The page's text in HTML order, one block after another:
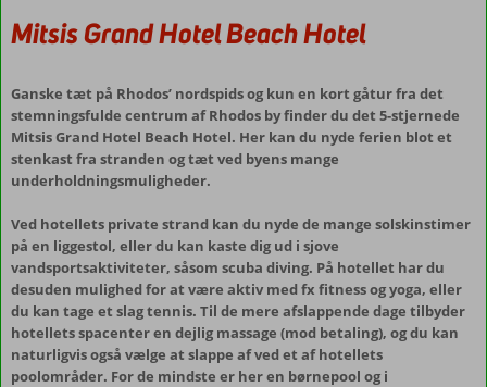
Mitsis Grand Hotel Beach Hotel
Ganske tæt på Rhodos’ nordspids og kun en kort gåtur fra det
stemningsfulde centrum af Rhodos by finder du det 5-stjernede
Mitsis Grand Hotel Beach Hotel. Her kan du nyde ferien blot et
stenkast fra stranden og tæt ved byens mange
underholdningsmuligheder.
Ved hotellets private strand kan du nyde de mange solskinstimer
på en liggestol, eller du kan kaste dig ud i sjove
vandsportsaktiviteter, såsom scuba diving. På hotellet har du
desuden mulighed for at være aktiv med fx fitness og yoga, eller
du kan tage et slag tennis. Til de mere afslappende dage tilbyder
hotellets spacenter en dejlig massage (mod betaling), og du kan
naturligvis også vælge at slappe af ved et af hotellets
poolområder. For de mindste er her en børnepool og i